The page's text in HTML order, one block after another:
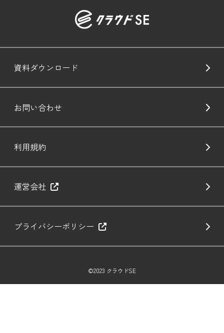
資料ダウンロード
お問い合わせ
利用規約
運営会社
プライバシーポリシー
©2023 クラウドSE